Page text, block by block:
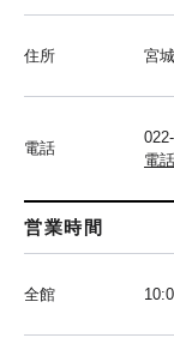
住所 宮
電話
電
営業時間
全館